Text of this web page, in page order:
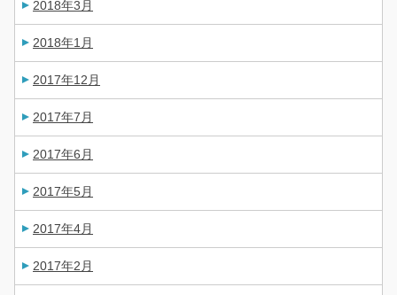
2018年3月
2018年1月
2017年12月
2017年7月
2017年6月
2017年5月
2017年4月
2017年2月